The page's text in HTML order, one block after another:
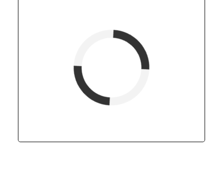
verfügbar (Anreise)
belegt